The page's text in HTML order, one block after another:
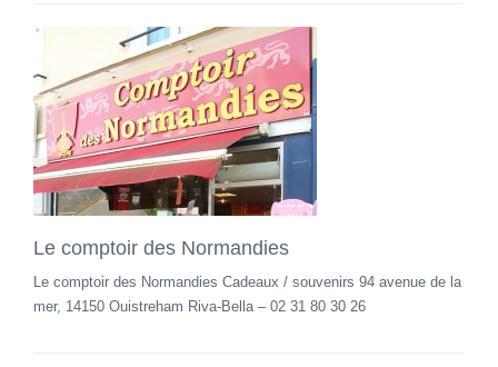
Le comptoir des Normandies
Le comptoir des Normandies Cadeaux / souvenirs 94 avenue de la
mer, 14150 Ouistreham Riva-Bella – 02 31 80 30 26